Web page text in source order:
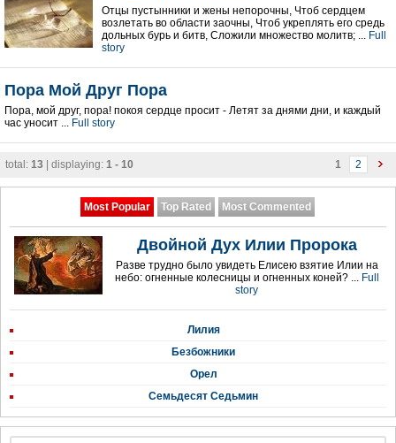
Отцы пустынники и жены непорочны, Чтоб сердцем
возлетать во области заочны, Чтоб укреплять его средь
дольных бурь и битв, Сложили множество молитв; ... Full
story
Пора Мой Друг Пора
Пора, мой друг, пора! покоя сердце просит - Летят за днями дни, и каждый
час уносит ... Full story
1 2
total: 13 | displaying: 1 - 10
Most Popular Top Rated Most Commented
Двойной Дух Илии Пророка
Разве трудно было увидеть Елисею взятие Илии на
небо: огненные колесницы и огненных коней? ... Full
story
Лилия
Безбожники
Орел
Семьдесят Седьмин